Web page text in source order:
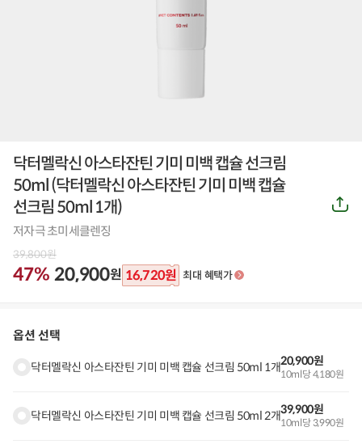
닥터멜락신 아스타잔틴 기미 미백 캡슐 선크림
50ml (닥터멜락신 아스타잔틴 기미 미백 캡슐
선크림 50ml 1개)
저자극 초미세클렌징
39,800원
47% 20,900원 16,720원 최대 혜택가
공
유
옵션 선택
닥터멜락신 아스타잔틴 기미 미백 캡슐 선크림 50ml 1개20,900원
10ml당 4,180원
닥터멜락신 아스타잔틴 기미 미백 캡슐 선크림 50ml 2개39,900원
10ml당 3,990원